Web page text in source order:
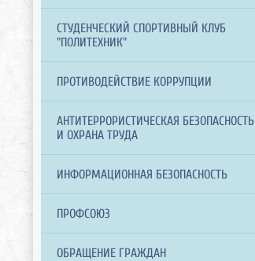
СТУДЕНЧЕСКИЙ СПОРТИВНЫЙ КЛУБ
"ПОЛИТЕХНИК"
ПРОТИВОДЕЙСТВИЕ КОРРУПЦИИ
АНТИТЕРРОРИСТИЧЕСКАЯ БЕЗОПАСНОСТЬ
И ОХРАНА ТРУДА
ИНФОРМАЦИОННАЯ БЕЗОПАСНОСТЬ
ПРОФСОЮЗ
ОБРАЩЕНИЕ ГРАЖДАН